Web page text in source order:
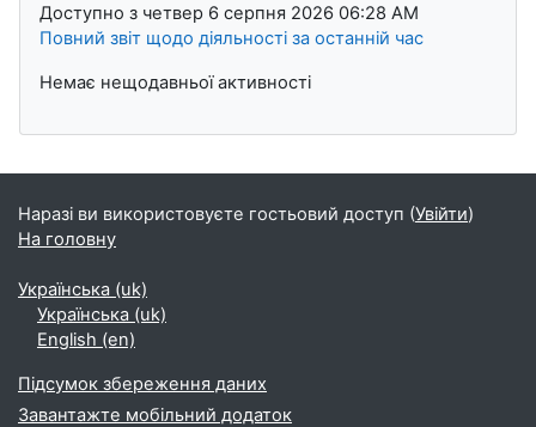
Доступно з четвер 6 серпня 2026 06:28 AM
Повний звіт щодо діяльності за останній час
Немає нещодавньої активності
Наразі ви використовуєте гостьовий доступ (Увійти)
На головну
Українська ‎(uk)‎
Українська ‎(uk)‎
English ‎(en)‎
Підсумок збереження даних
Завантажте мобільний додаток